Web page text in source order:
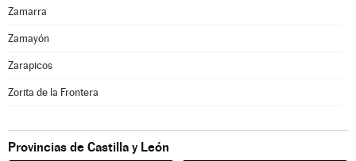
Zamarra
Zamayón
Zarapicos
Zorita de la Frontera
Provincias de Castilla y León